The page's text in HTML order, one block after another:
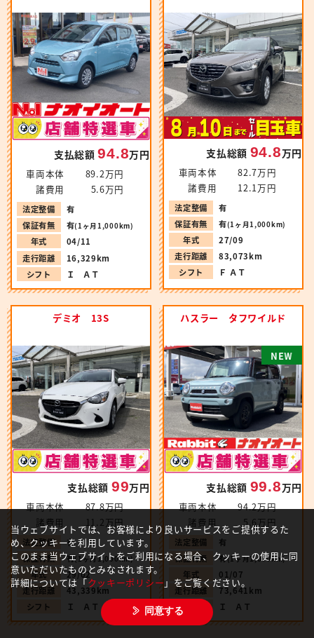
支払総額94.8万円
車両本体
89.2万円
諸費用
5.6万円
法定整備
有
保証有無
有(1ヶ月1,000km)
年式
04/11
走行距離
16,329km
シフト
Ｉ ＡＴ
支払総額 94.8万円
車両本体
82.7万円
諸費用
12.1万円
法定整備
有
保証有無
有(1ヶ月1,000km)
年式
27/09
走行距離
83,073km
シフト
Ｆ ＡＴ
デミオ 13S
支払総額 99万円
車両本体
87.8万円
諸費用
11.2万円
法定整備
有
保証有無
有(1ヶ月1,000km)
年式
29/02
走行距離
43,339km
シフト
Ｉ ＡＴ
ハスラー タフワイルド
N W
支払総額 99.8万円
車両本体
94.2万円
諸費用
5.6万円
法定整備
有
保証有無
有(1ヶ月1,000km)
年式
01/07
走行距離
73,641km
シフト
Ｉ ＡＴ
当ウェブサイトでは、お客様により良いサービスをご提供するた
め、クッキーを利用しています。
このまま当ウェブサイトをご利用になる場合、クッキーの使用に同
意いただいたものとみなされます。
詳細については「クッキーポリシー 」をご覧ください。
同意する